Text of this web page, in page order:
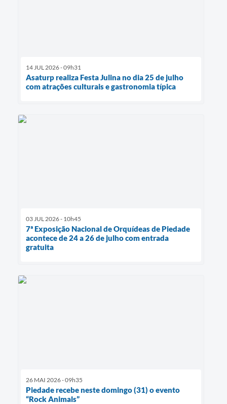
14 JUL 2026 - 09h31
Asaturp realiza Festa Julina no dia 25 de julho
com atrações culturais e gastronomia típica
03 JUL 2026 - 10h45
7ª Exposição Nacional de Orquídeas de Piedade
acontece de 24 a 26 de julho com entrada
gratuita
26 MAI 2026 - 09h35
Piedade recebe neste domingo (31) o evento
“Rock Animals”